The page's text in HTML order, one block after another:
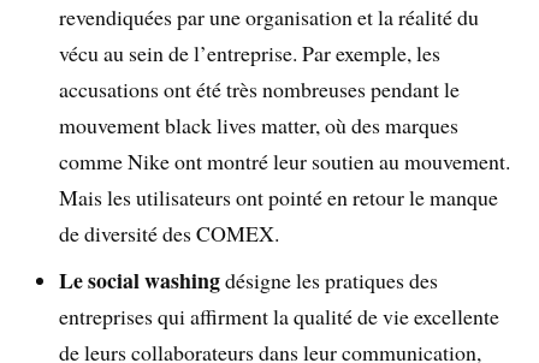
revendiquées par une organisation et la réalité du
vécu au sein de l’entreprise. Par exemple, les
accusations ont été très nombreuses pendant le
mouvement black lives matter, où des marques
comme Nike ont montré leur soutien au mouvement.
Mais les utilisateurs ont pointé en retour le manque
de diversité des COMEX.
Le social washingdésigne les pratiques des
entreprises qui affirment la qualité de vie excellente
de leurs collaborateurs dans leur communication,